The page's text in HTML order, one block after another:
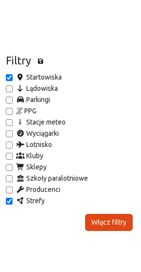
Filtry
Startowiska
Lądowiska
Parkingi
PPG
Stacje meteo
Wyciągarki
Lotnisko
Kluby
Sklepy
Szkoły paralotniowe
Producenci
Strefy
Włącz filtry